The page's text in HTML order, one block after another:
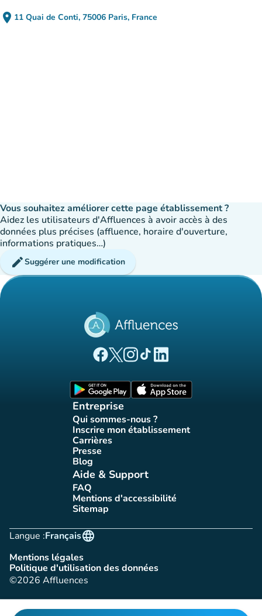
place 11 Quai de Conti, 75006 Paris, France
(ouvrir dans Google Maps)
(nouvel onglet)
Vous souhaitez améliorer cette page établissement ?
Aidez les utilisateurs d'Affluences à avoir accès à des
données plus précises (affluence, horaire d'ouverture,
informations pratiques…)
editSuggérer une modification
(nouvel onglet)
(nouvel onglet)
(nouvel onglet)
(nouvel onglet)
(nouvel onglet)
Entreprise
Qui sommes-nous ?
(nouvel onglet)
Inscrire mon établissement
(nouvel onglet)
Carrières(nouvel onglet)
Presse(nouvel onglet)
Blog(nouvel onglet)
Aide & Support
FAQ(nouvel onglet)
Mentions d'accessibilité
(nouvel onglet)
Sitemap(nouvel onglet)
Langue :
language
Français
Mentions légales
(nouvel onglet)
Politique d'utilisation des données
(nouvel onglet)
©2026 Affluences